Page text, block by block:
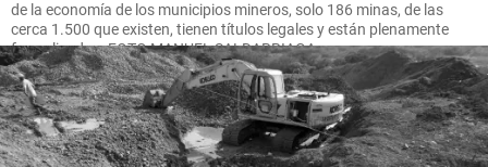
de la economía de los municipios mineros, solo 186 minas, de las
cerca 1.500 que existen, tienen títulos legales y están plenamente
formalizadas. FOTO MANUEL SALDARRIAGA